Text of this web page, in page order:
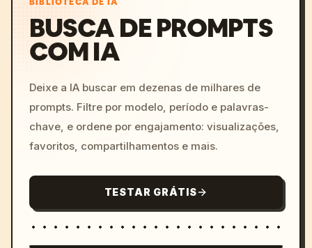
Restrições: Não adicione painéis extras; a
folha deve conter exatamente 20 painéis de
storyboard e um gráfico de tempo inferior.
neon colorido, exceto pelo brilho branco do
sabre e detalhes contidos em laranja/azul no
gráfico, sem marca d'água, sem logotipos
BUSCA DE PROMPTS
COM IA
Deixe a IA buscar em dezenas de milhares de
prompts. Filtre por modelo, período e palavras-
chave, e ordene por engajamento: visualizações,
favoritos, compartilhamentos e mais.
TESTAR GRÁTIS